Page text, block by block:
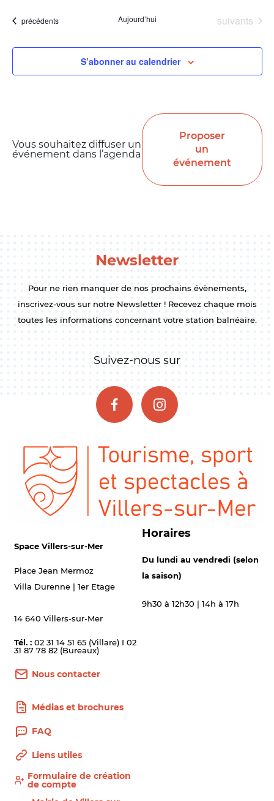
Évènements
précédents Aujourd’hui Évènements
suivants
S’abonner au calendrier
Vous souhaitez diffuser un
événement dans l’agenda
Proposer
un
événement
Newsletter
Pour ne rien manquer de nos prochains évènements,
inscrivez-vous sur notre Newsletter ! Recevez chaque mois
toutes les informations concernant votre station balnéaire.
Suivez-nous sur
Space Villers-sur-Mer
Place Jean Mermoz
Villa Durenne | 1er Etage
14 640 Villers-sur-Mer
Tél. : 02 31 14 51 65 (Villare) I 02
31 87 78 82 (Bureaux)
Nous contacter
Horaires
Du lundi au vendredi (selon
la saison)
9h30 à 12h30 | 14h à 17h
Médias et brochures
FAQ
Liens utiles
Formulaire de création
de compte